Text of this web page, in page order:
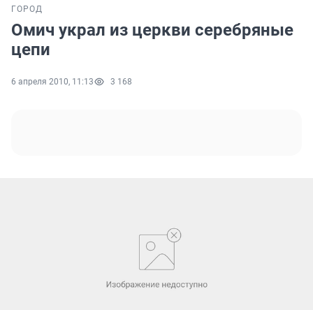
ГОРОД
Омич украл из церкви серебряные
цепи
6 апреля 2010, 11:13 3 168